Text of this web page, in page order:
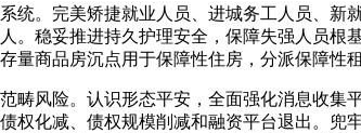
。完美矫捷就业人员、进城务工人员、新
。稳妥推进持久护理安全，保障失强人员
量商品房沉点用于保障性住房，分派保障性
风险。认识形态平安，全面强化消息收集平
权化减、债权规模削减和融资平台退出。兜